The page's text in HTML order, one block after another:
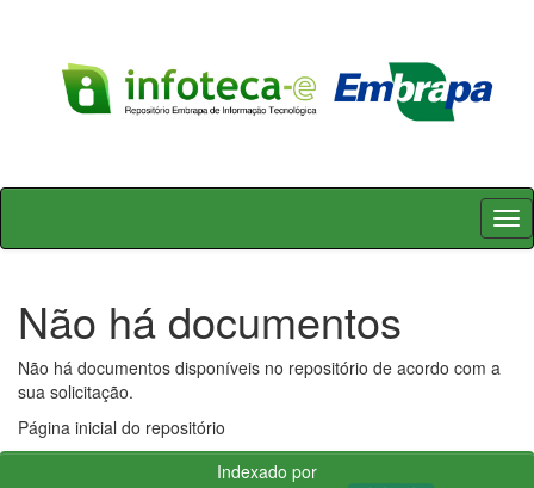
Skip
Não há documentos
Não há documentos disponíveis no repositório de acordo com a
sua solicitação.
Página inicial do repositório
Indexado por